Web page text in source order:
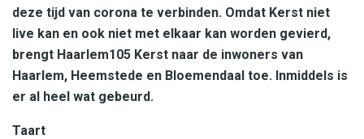
deze tijd van corona te verbinden. Omdat Kerst niet
live kan en ook niet met elkaar kan worden gevierd,
brengt Haarlem105 Kerst naar de inwoners van
Haarlem, Heemstede en Bloemendaal toe. Inmiddels is
er al heel wat gebeurd.
Taart